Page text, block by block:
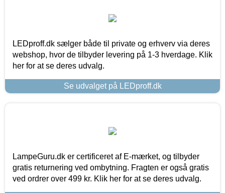
LEDproff.dk sælger både til private og erhverv via deres
webshop, hvor de tilbyder levering på 1-3 hverdage. Klik
her for at se deres udvalg.
Se udvalget på LEDproff.dk
LampeGuru.dk er certificeret af E-mærket, og tilbyder
gratis returnering ved ombytning. Fragten er også gratis
ved ordrer over 499 kr. Klik her for at se deres udvalg.